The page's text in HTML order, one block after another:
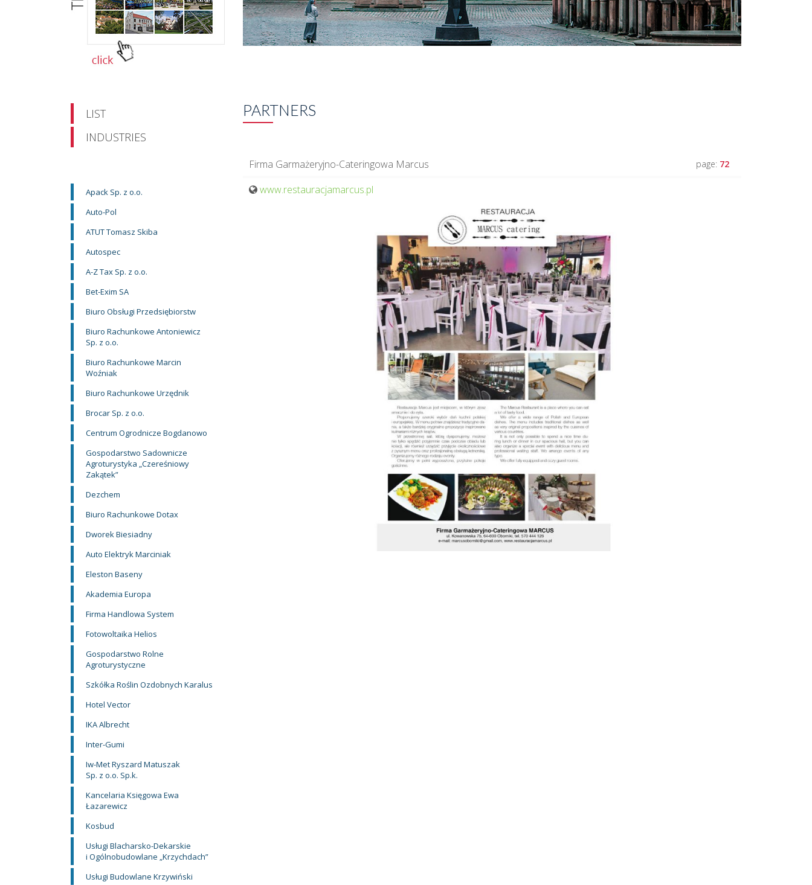
LIST
INDUSTRIES
Apack Sp. z o.o.
Auto-Pol
ATUT Tomasz Skiba
Autospec
A-Z Tax Sp. z o.o.
Bet-Exim SA
Biuro Obsługi Przedsiębiorstw
Biuro Rachunkowe Antoniewicz
Sp. z o.o.
Biuro Rachunkowe Marcin
Woźniak
Biuro Rachunkowe Urzędnik
Brocar Sp. z o.o.
Centrum Ogrodnicze Bogdanowo
Gospodarstwo Sadownicze
Agroturystyka „Czereśniowy
Zakątek”
Dezchem
Biuro Rachunkowe Dotax
Dworek Biesiadny
Auto Elektryk Marciniak
Eleston Baseny
Akademia Europa
Firma Handlowa System
Fotowoltaika Helios
Gospodarstwo Rolne
Agroturystyczne
Szkółka Roślin Ozdobnych Karalus
Hotel Vector
IKA Albrecht
Inter-Gumi
Iw-Met Ryszard Matuszak
Sp. z o.o. Sp.k.
Kancelaria Księgowa Ewa
Łazarewicz
Kosbud
Usługi Blacharsko-Dekarskie
i Ogólnobudowlane „Krzychdach”
Usługi Budowlane Krzywiński
PARTNERS
Firma Garmażeryjno-Cateringowa Marcus page: 72
www.restauracjamarcus.pl